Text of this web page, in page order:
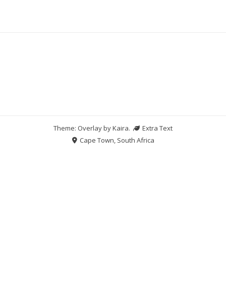
Theme: Overlay byKaira.
Extra Text
Cape Town, South Africa